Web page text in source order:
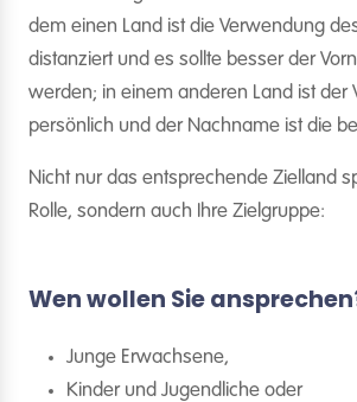
dem einen Land ist die Verwendung
distanziert und es sollte besser der
werden; in einem anderen Land ist der
persönlich und der Nachname ist die
Nicht nur das entsprechende Zielland
Rolle, sondern auch Ihre Zielgruppe:
Wen wollen Sie
Junge Erwachsene,
Kinder und Jugendliche oder